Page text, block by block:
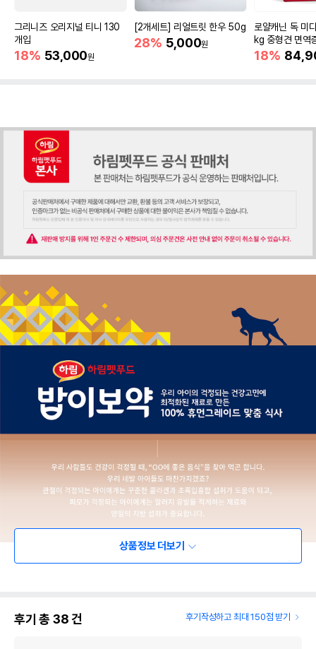
그리니즈 오리지널 티니 130
개입
18% 53,000원
[2개세트] 리얼트릿 한우 50g
28% 5,000원
로얄캐닌 독 미
kg 중형견 면역
18%
상품정보 더보기
후기 총 38건 후기작성하고 최대 150점 받기